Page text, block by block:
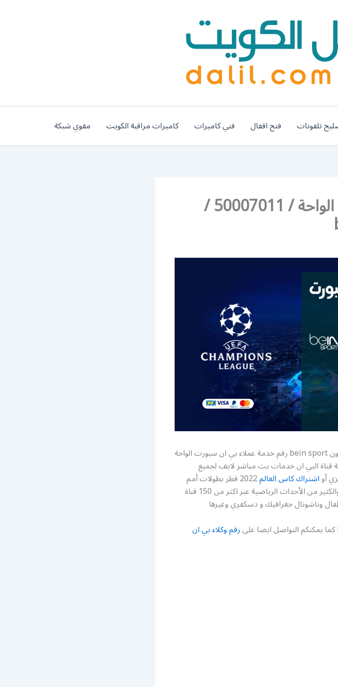
تلفونات فتح اقفال فني كاميرات كاميرات مراقبة الكويت مقوي شبكة
رقم وكلاء بي ان سبورت الواحة / 50007011 /
رقم وكلاء بي ان سبورت الواحة الكويت أرقام تلفون bein sport رقم خدمة عملاء بي ان سبورت الواحة
قناة البي ان خدمات بث مباشر لايف لجميع
أواشتراك كاس العالم 2022 قطر بطولات أمم
أوروبا أو أمم أفريقيا أمم أسيا والدوري الالماني والكثير من الأحداث الرياضية عبر اكثر من 150 قناة
وناشونال جغرافيك و دسكفري وغيرها
يمكنكم التواصل ايضا علىرقم وكلاء بي ان